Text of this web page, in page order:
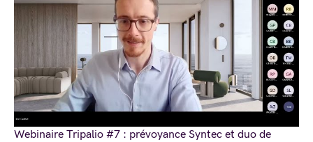
Webinaire Tripalio #7 : prévoyance Syntec et duo de